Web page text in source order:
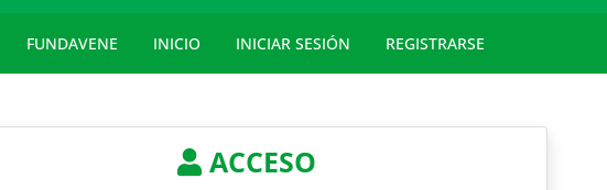
FUNDAVENE INICIO INICIAR SESIÓN REGISTRARSE
ACCESO